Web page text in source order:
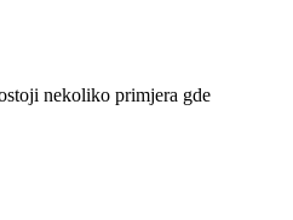
nekoliko primjera gde